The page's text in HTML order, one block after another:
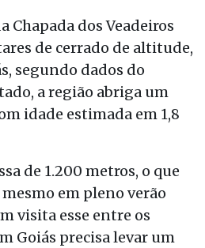
Chapada dos Veadeiros
de cerrado de altitude,
segundo dados do
a região abriga um
idade estimada em 1,8
de 1.200 metros, o que
em pleno verão
visita esse entre os
Goiás precisa levar um